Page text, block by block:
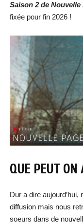
Saison 2 de
fixée pour fin 2026 !
QUE PEUT ON
Dur a dire aujourd’hui,
diffusion mais nous
soeurs dans de